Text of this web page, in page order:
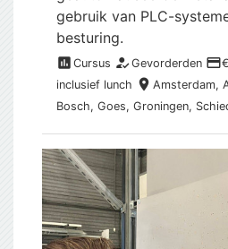
gebruik van PLC-
besturing.
assessment Cursus how_to_regGevorderden payment
inclusief lunch place Amsterdam,
Bosch, Goes, Groningen,